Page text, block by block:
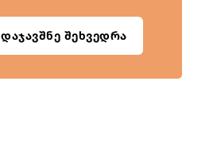
დაჯავშნე შეხვედრა